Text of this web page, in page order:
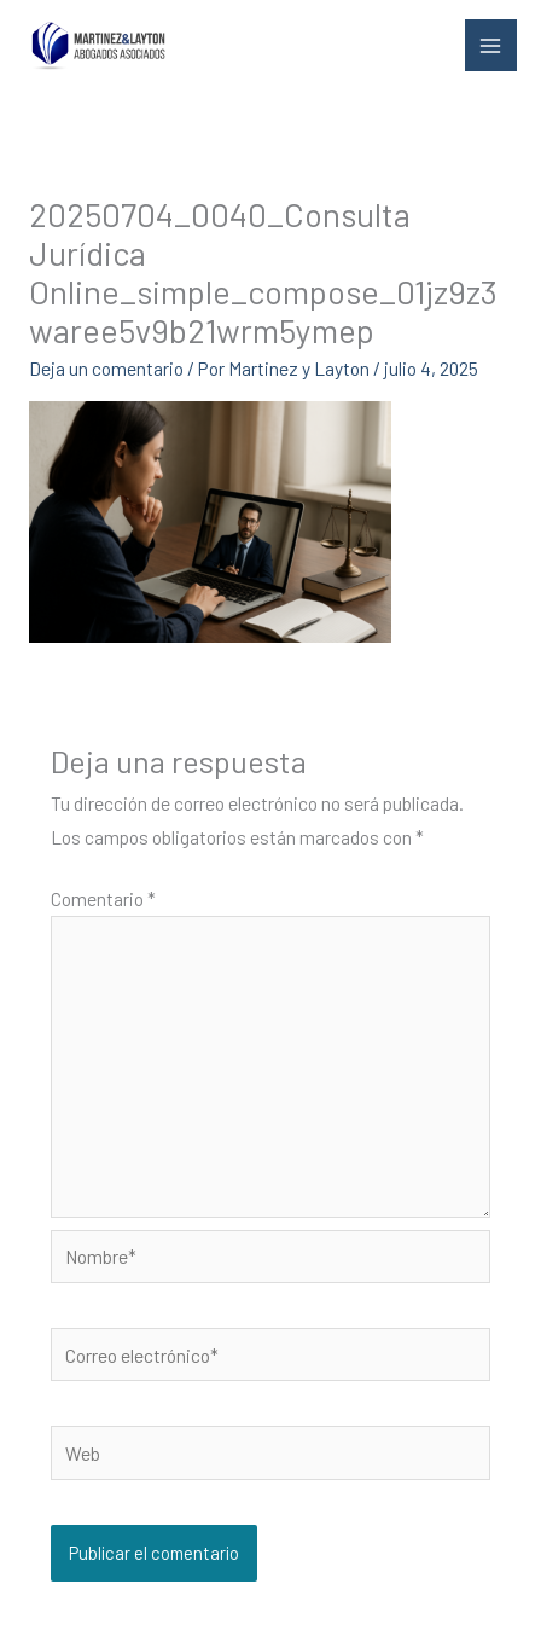
20250704_0040_Consulta
Jurídica
Online_simple_compose_01jz9z3
waree5v9b21wrm5ymep
Deja un comentario / Por Martinez y Layton / julio 4, 2025
Deja una respuesta
Tu dirección de correo electrónico no será publicada.
Los campos obligatorios están marcados con *
Comentario *
electrónico*